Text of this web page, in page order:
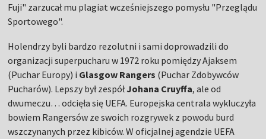
Fuji" zarzucał mu plagiat wcześniejszego pomysłu "Przeglądu
Sportowego".
Holendrzy byli bardzo rezolutni i sami doprowadzili do
organizacji superpucharu w 1972 roku pomiędzy Ajaksem
(Puchar Europy) i Glasgow Rangers (Puchar Zdobywców
Pucharów). Lepszy był zespółJohana Cruyffa, ale od
dwumeczu… odcięła się UEFA. Europejska centrala wykluczyła
bowiem Rangersów ze swoich rozgrywek z powodu burd
wszczynanych przez kibiców. W oficjalnej agendzie UEFA